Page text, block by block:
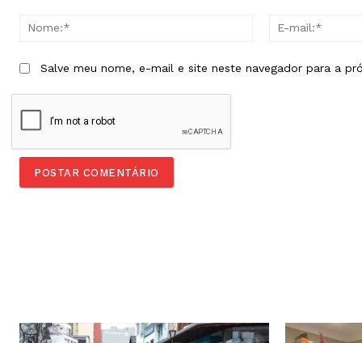
Nome:*
Salve meu nome, e-mail e site neste navegador para a